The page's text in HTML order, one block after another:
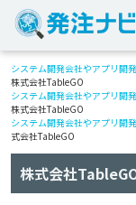
システム開発会社やアプリ開
株式会社TableGO
システム開発会社やアプリ開
株式会社TableGO
システム開発会社やアプリ開
式会社TableGO
株式会社